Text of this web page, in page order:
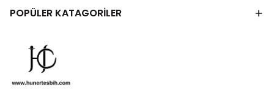
POPÜLER KATAGORİLER